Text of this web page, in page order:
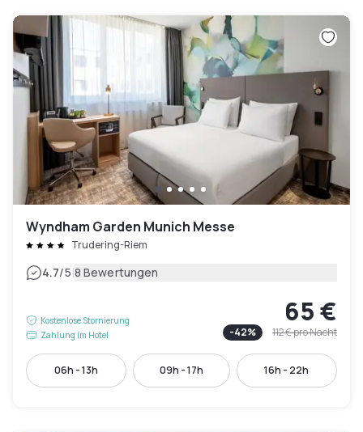
Wyndham Garden Munich Messe
Trudering-Riem
4.7/5|8 Bewertungen
Kostenlose Stornierung
Zahlung im Hotel
65 €
-42% 112 €pro Nacht
06h - 13h 09h - 17h 16h - 22h